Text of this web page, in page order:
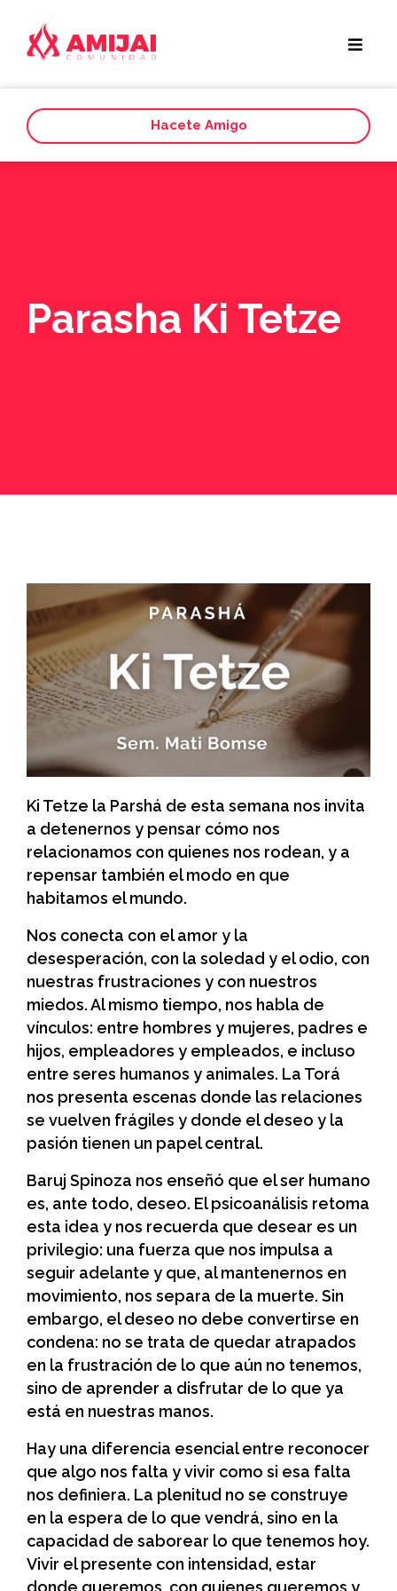
Hacete Amigo
Parasha Ki Tetze
Ki Tetze la Parshá de esta semana nos invita
a detenernos y pensar cómo nos
relacionamos con quienes nos rodean, y a
repensar también el modo en que
habitamos el mundo.
Nos conecta con el amor y la
desesperación, con la soledad y el odio, con
nuestras frustraciones y con nuestros
miedos. Al mismo tiempo, nos habla de
vínculos: entre hombres y mujeres, padres e
hijos, empleadores y empleados, e incluso
entre seres humanos y animales. La Torá
nos presenta escenas donde las relaciones
se vuelven frágiles y donde el deseo y la
pasión tienen un papel central.
Baruj Spinoza nos enseñó que el ser humano
es, ante todo, deseo. El psicoanálisis retoma
esta idea y nos recuerda que desear es un
privilegio: una fuerza que nos impulsa a
seguir adelante y que, al mantenernos en
movimiento, nos separa de la muerte. Sin
embargo, el deseo no debe convertirse en
condena: no se trata de quedar atrapados
en la frustración de lo que aún no tenemos,
sino de aprender a disfrutar de lo que ya
está en nuestras manos.
Hay una diferencia esencial entre reconocer
que algo nos falta y vivir como si esa falta
nos definiera. La plenitud no se construye
en la espera de lo que vendrá, sino en la
capacidad de saborear lo que tenemos hoy.
Vivir el presente con intensidad, estar
donde queremos, con quienes queremos y